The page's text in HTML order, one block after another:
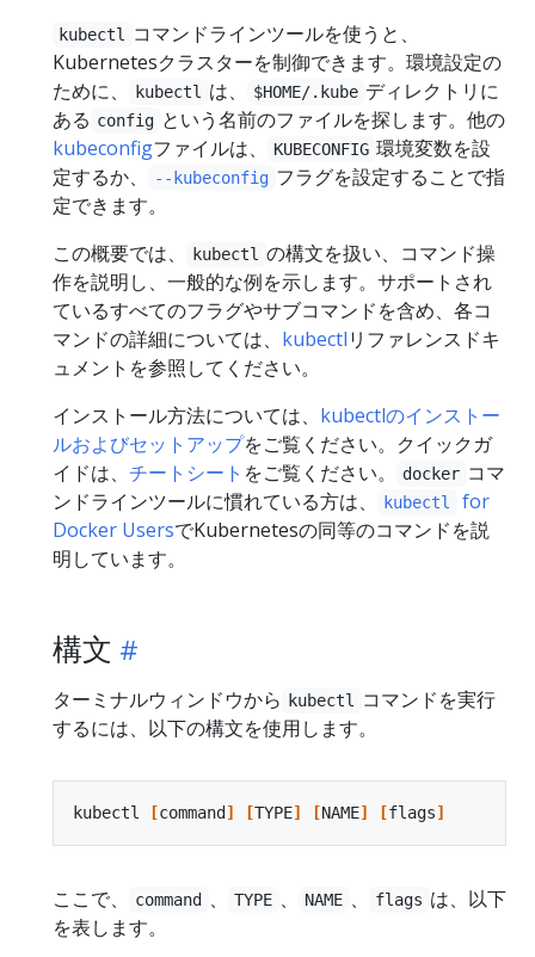
kubectl
コマンドラインツールを使うと、
Kubernetesクラスターを制御できます。環境設定の
ために、
kubectl は、 $HOME/.kube ディレクトリに
ある config という名前のファイルを探します。他の
kubeconfigファイルは、 KUBECONFIG 環境変数を設
定するか、
--kubeconfig フラグを設定することで指
定できます。
この概要では、
kubectl の構文を扱い、コマンド操
作を説明し、一般的な例を示します。サポートされ
ているすべてのフラグやサブコマンドを含め、各コ
マンドの詳細については、 kubectlリファレンスドキ
ュメントを参照してください。
インストール方法については、 kubectlのインストー
ルおよびセットアップをご覧ください。クイックガ
イドは、 チートシート をご覧ください。 docker コマ
ンドラインツールに慣れている方は、
kubectl
for
Docker UsersでKubernetesの同等のコマンドを説
明しています。
構文
ターミナルウィンドウから kubectl
コマンドを実行
するには、以下の構文を使用します。
kubectl [command ] [TYPE] [NAME] [flags]
ここで、 command 、 TYPE 、 NAME 、 flags は、以下
を表します。